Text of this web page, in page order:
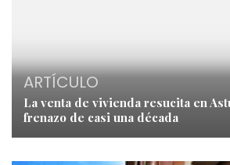
ARTÍCULO
La venta de vivienda resucita en
frenazo de casi una década